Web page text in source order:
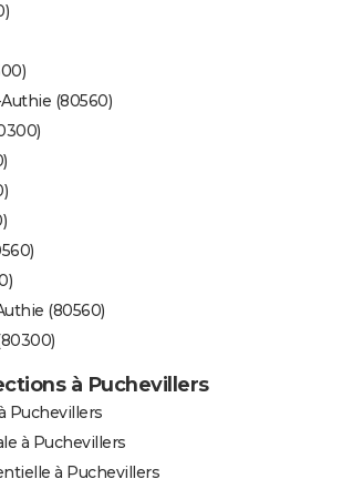
(80560)
(80560)
à Puchevillers
Puchevillers
à Puchevillers
à Puchevillers